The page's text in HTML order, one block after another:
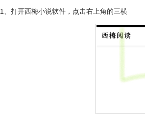
1、打开西梅小说软件，点击右上角的三横